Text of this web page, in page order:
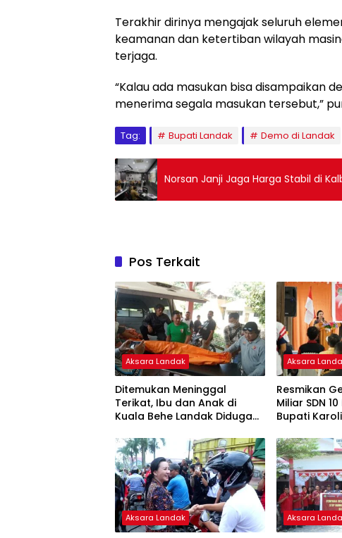
Terakhir dirinya mengajak seluruh
keamanan dan ketertiban wilayah
terjaga.
“Kalau ada masukan bisa disampaikan
menerima segala masukan tersebut,”
Tag: Bupati Landak Demo di Landak
Norsan Janji Jaga Harga Stabil di
Pos Terkait
Aksara Landak
Ditemukan Meninggal
Terikat, Ibu dan Anak di
Kuala Behe Landak Diduga
Aksara
Resmikan
Miliar SDN
Bupati
Alpha
Aksara Landak Aksara